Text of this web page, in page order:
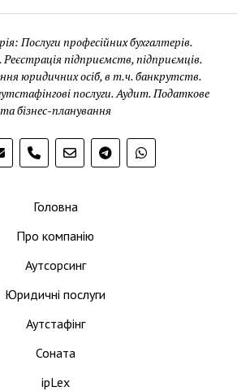
Послуги професійних бухгалтерів.
підприємств, підприємців.
юридичних осіб, в т.ч. банкрутств.
послуги. Аудит. Податкове
та бізнес-планування
phone
Головна
Про компанію
Аутсорсинг
Юридичні послуги
Аутстафінг
Соната
ipLex